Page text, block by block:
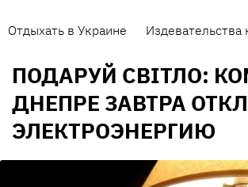
Отдыхать в Украине
ПОДАРУЙ CВІТЛО:
ДНЕПРЕ ЗАВТРА
ЭЛЕКТРОЭНЕРГИЮ